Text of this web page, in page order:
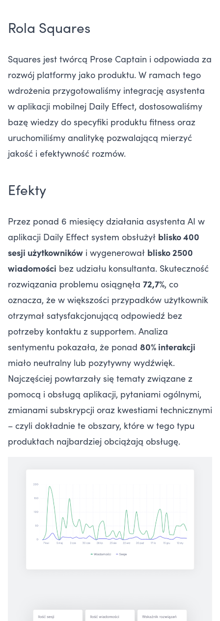
Rola Squares
Squares jest twórcą Prose Captain i odpowiada za
rozwój platformy jako produktu. W ramach tego
wdrożenia przygotowaliśmy integrację asystenta
w aplikacji mobilnej Daily Effect, dostosowaliśmy
bazę wiedzy do specyfiki produktu fitness oraz
uruchomiliśmy analitykę pozwalającą mierzyć
jakość i efektywność rozmów.
Efekty
Przez ponad 6 miesięcy działania asystenta AI w
aplikacji Daily Effect system obsłużył blisko 400
sesji użytkowników i wygenerował blisko 2500
wiadomości bez udziału konsultanta. Skuteczność
rozwiązania problemu osiągnęła 72,7%, co
oznacza, że w większości przypadków użytkownik
otrzymał satysfakcjonującą odpowiedź bez
potrzeby kontaktu z supportem. Analiza
sentymentu pokazała, że ponad 80% interakcji
miało neutralny lub pozytywny wydźwięk.
Najczęściej powtarzały się tematy związane z
pomocą i obsługą aplikacji, pytaniami ogólnymi,
zmianami subskrypcji oraz kwestiami technicznymi
– czyli dokładnie te obszary, które w tego typu
produktach najbardziej obciążają obsługę.